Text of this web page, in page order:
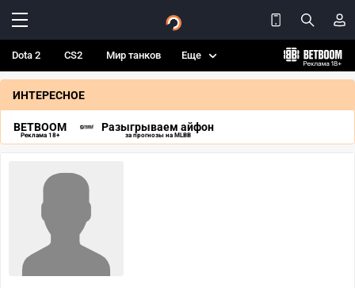
Dota 2 CS2 Мир танков Еще
ИНТЕРЕСНОЕ
BETBOOM
Реклама 18+
Разыгрываем айфон
за прогнозы на MLBB